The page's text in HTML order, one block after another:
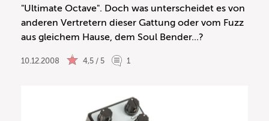
"Ultimate Octave". Doch was unterscheidet es von
anderen Vertretern dieser Gattung oder vom Fuzz
aus gleichem Hause, dem Soul Bender...?
10.12.2008 4,5 / 5 1